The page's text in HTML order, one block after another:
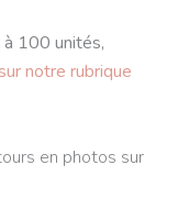
100 unités,
notre rubrique
en photos sur